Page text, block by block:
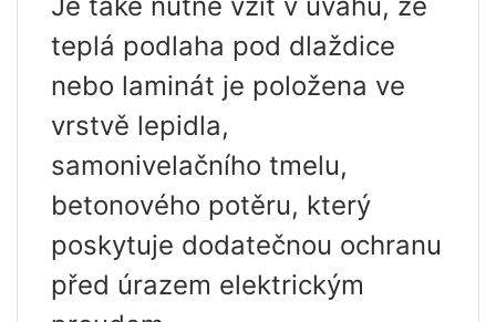
teplá podlaha pod dlaždice
nebo laminát je položena ve
vrstvě lepidla,
samonivelačního tmelu,
betonového potěru, který
poskytuje dodatečnou ochranu
před úrazem elektrickým